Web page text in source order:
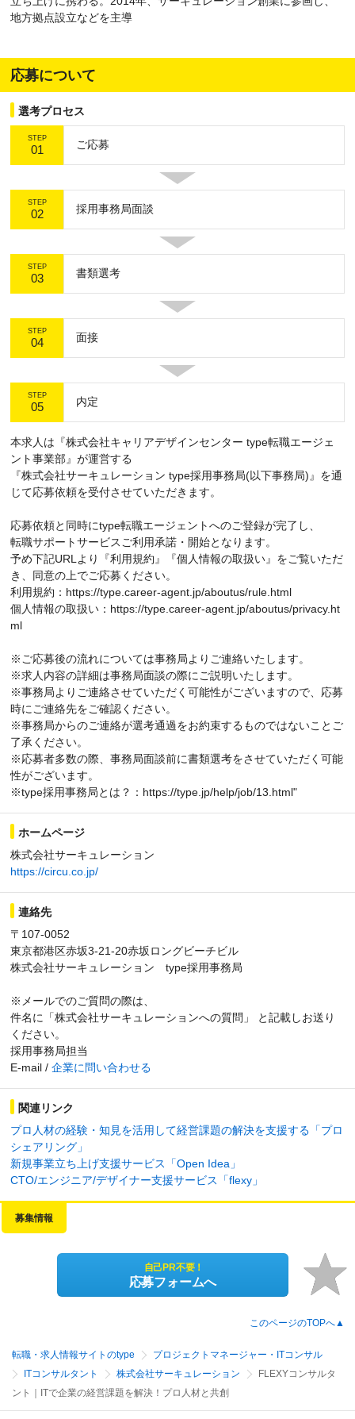
地方拠点設立などを主導
応募について
選考プロセス
STEP
01 ご応募
STEP
02 採用事務局面談
STEP
03 書類選考
STEP
04 面接
STEP
05 内定
本求人は『株式会社キャリアデザインセンター type転職エージェ
ント事業部』が運営する
『株式会社サーキュレーション type採用事務局(以下事務局)』を通
じて応募依頼を受付させていただきます。
応募依頼と同時にtype転職エージェントへのご登録が完了し、
転職サポートサービスご利用承諾・開始となります。
予め下記URLより『利用規約』『個人情報の取扱い』をご覧いただ
き、同意の上でご応募ください。
利用規約：https://type.career-agent.jp/aboutus/rule.html
個人情報の取扱い：https://type.career-agent.jp/aboutus/privacy.ht
ml
※ご応募後の流れについては事務局よりご連絡いたします。
※求人内容の詳細は事務局面談の際にご説明いたします。
※事務局よりご連絡させていただく可能性がございますので、応募
時にご連絡先をご確認ください。
※事務局からのご連絡が選考通過をお約束するものではないことご
了承ください。
※応募者多数の際、事務局面談前に書類選考をさせていただく可能
性がございます。
※type採用事務局とは？：https://type.jp/help/job/13.html"
ホームページ
株式会社サーキュレーション
https://circu.co.jp/
連絡先
〒107-0052
東京都港区赤坂3-21-20赤坂ロングビーチビル
株式会社サーキュレーション type採用事務局
※メールでのご質問の際は、
件名に「株式会社サーキュレーションへの質問」 と記載しお送り
ください。
採用事務局担当
E-mail / 企業に問い合わせる
関連リンク
プロ人材の経験・知見を活用して経営課題の解決を支援する「プロ
シェアリング」
新規事業立ち上げ支援サービス「Open Idea」
CTO/エンジニア/デザイナー支援サービス「flexy」
募集情報
自己PR不要！
応募フォームへ
このページのTOPへ▲
転職・求人情報サイトのtype
プロジェクトマネージャー・ITコンサル
ITコンサルタント
株式会社サーキュレーション
FLEXYコンサルタ
ント｜ITで企業の経営課題を解決！プロ人材と共創